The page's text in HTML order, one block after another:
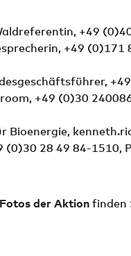
+49
+49 (0)171
+49 (0)30
Bioenergie,
(0)30 28 49 84-1510,
der Aktionfinden